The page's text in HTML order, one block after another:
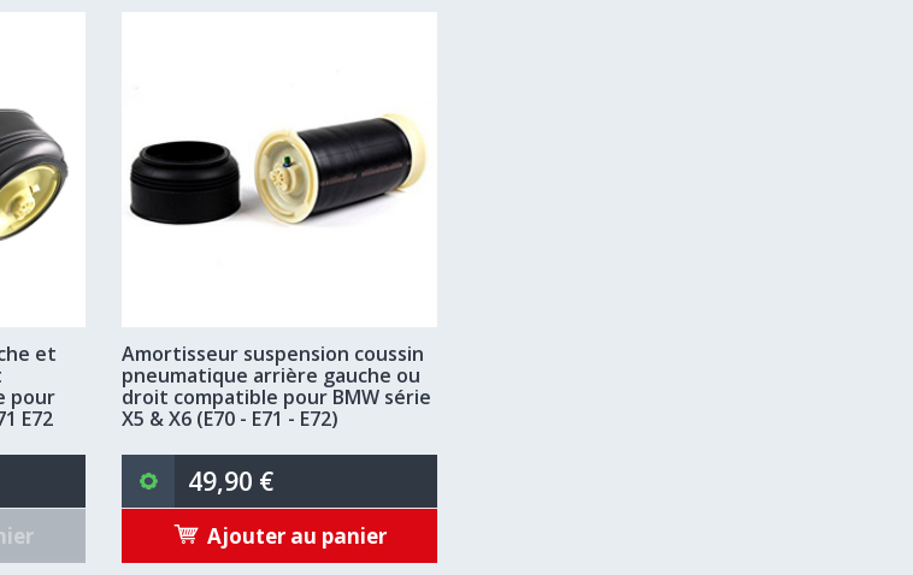
et
pour
E72
Amortisseur suspension coussin
pneumatique arrière gauche ou
droit compatible pour BMW série
X5 & X6 (E70 - E71 - E72)
49,90 €
Ajouter au panier